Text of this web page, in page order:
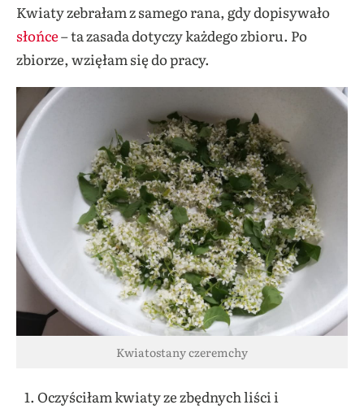
Kwiaty zebrałam z samego rana, gdy dopisywało
słońce– ta zasada dotyczy każdego zbioru. Po
zbiorze, wzięłam się do pracy.
Kwiatostany czeremchy
Oczyściłam kwiaty ze zbędnych liści i